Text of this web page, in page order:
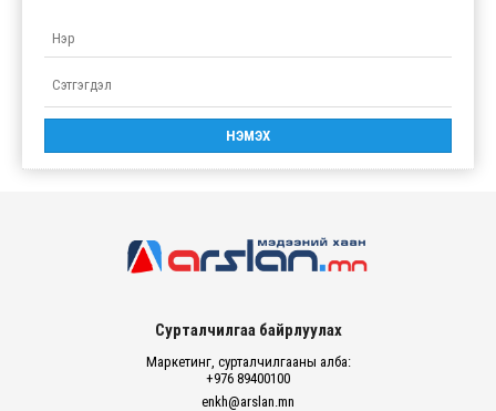
Сурталчилгаа байрлуулах
Маркетинг, сурталчилгааны алба:
+976 89400100
enkh@arslan.mn